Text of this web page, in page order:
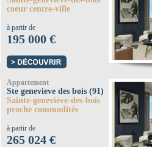
coeur centre-ville
à partir de
195 000 €
Appartement
Ste genevieve des bois (91)
Sainte-geneviève-des-bois
proche commodités
à partir de
265 024 €